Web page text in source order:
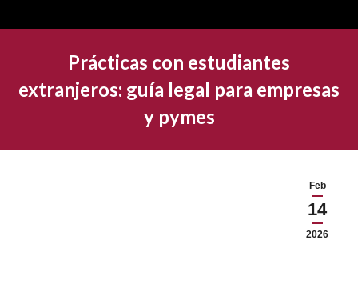
Prácticas con estudiantes
extranjeros: guía legal para empresas
y pymes
Feb
14
2026